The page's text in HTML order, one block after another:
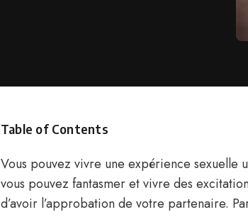
Table of Contents
Vous pouvez vivre une expérience sexuelle
vous pouvez fantasmer et vivre des
d’avoir l’approbation de votre partenaire.